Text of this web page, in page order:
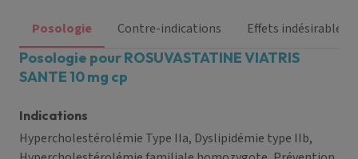
Posologie Contre-indications Effets indésirables
Posologie pour ROSUVASTATINE VIATRIS
SANTE 10 mg cp
Indications
Hypercholestérolémie Type IIa, Dyslipidémie type IIb,